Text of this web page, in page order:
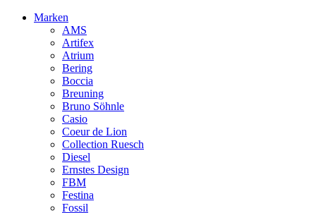
Marken
AMS
Artifex
Atrium
Bering
Boccia
Breuning
Bruno Söhnle
Casio
Coeur de Lion
Collection Ruesch
Diesel
Ernstes Design
FBM
Festina
Fossil